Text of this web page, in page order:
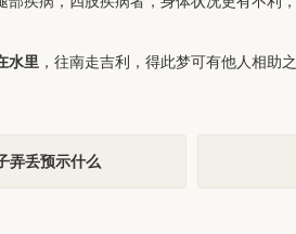
水里 ，往南走吉利，得此梦可有他人相助
弄丢预示什么